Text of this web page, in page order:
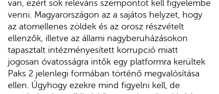
van, ezért sok releváns szempontot kell figyelembe
venni. Magyarországon az a sajátos helyzet, hogy
az atomellenes zöldek és az orosz részvételt
ellenzők, illetve az állami nagyberuházásokon
tapasztalt intézményesített korrupció miatt
jogosan óvatosságra intők egy platformra kerültek
Paks 2 jelenlegi formában történő megvalósítása
ellen. Úgyhogy ezekre mind figyelni kell, de